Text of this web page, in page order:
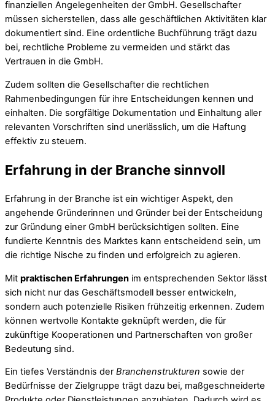
finanziellen Angelegenheiten der GmbH. Gesellschafter
müssen sicherstellen, dass alle geschäftlichen Aktivitäten klar
dokumentiert sind. Eine ordentliche Buchführung trägt dazu
bei, rechtliche Probleme zu vermeiden und stärkt das
Vertrauen in die GmbH.
Zudem sollten die Gesellschafter die rechtlichen
Rahmenbedingungen für ihre Entscheidungen kennen und
einhalten. Die sorgfältige Dokumentation und Einhaltung aller
relevanten Vorschriften sind unerlässlich, um die Haftung
effektiv zu steuern.
Erfahrung in der Branche sinnvoll
Erfahrung in der Branche ist ein wichtiger Aspekt, den
angehende Gründerinnen und Gründer bei der Entscheidung
zur Gründung einer GmbH berücksichtigen sollten. Eine
fundierte Kenntnis des Marktes kann entscheidend sein, um
die richtige Nische zu finden und erfolgreich zu agieren.
Mit praktischen Erfahrungen im entsprechenden Sektor lässt
sich nicht nur das Geschäftsmodell besser entwickeln,
sondern auch potenzielle Risiken frühzeitig erkennen. Zudem
können wertvolle Kontakte geknüpft werden, die für
zukünftige Kooperationen und Partnerschaften von großer
Bedeutung sind.
Ein tiefes Verständnis der Branchenstrukturen sowie der
Bedürfnisse der Zielgruppe trägt dazu bei, maßgeschneiderte